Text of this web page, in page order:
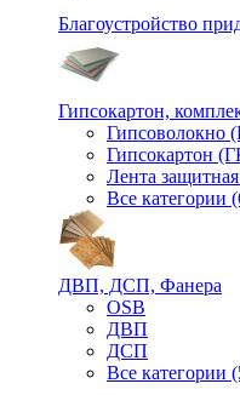
Благоустройство
Гипсокартон,
Гипсоволокно
Гипсокартон
Лента
Все категории
ДВП, ДСП, Фанера
OSB
ДВП
ДСП
Все категории